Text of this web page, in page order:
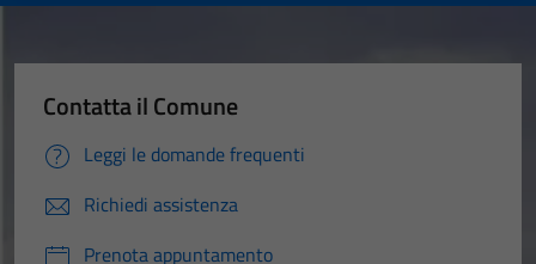
Contatta il Comune
Leggi le domande frequenti
Richiedi assistenza
Prenota appuntamento